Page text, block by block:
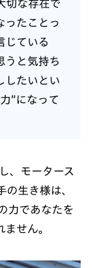
切な存在で
ったことっ
じている
うと気持ち
したいとい
”になって
、モータース
生き様は、
力であなたを
せん。